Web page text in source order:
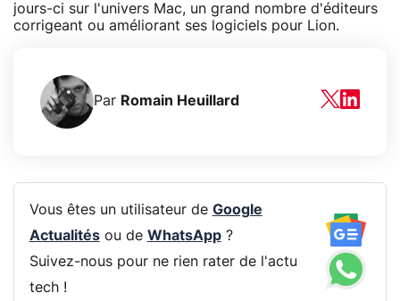
jours-ci sur l'univers Mac, un grand nombre d'éditeurs
corrigeant ou améliorant ses logiciels pour Lion.
Par Romain Heuillard
Vous êtes un utilisateur de Google
Actualitésou de WhatsApp?
Suivez-nous pour ne rien rater de l'actu
tech !